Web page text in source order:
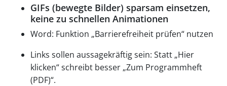
GIFs (bewegte Bilder) sparsam einsetzen,
keine zu schnellen Animationen
Word: Funktion „Barrierefreiheit prüfen“ nutzen
Links sollen aussagekräftig sein: Statt „Hier
klicken“ schreibt besser „Zum Programmheft
(PDF)“.